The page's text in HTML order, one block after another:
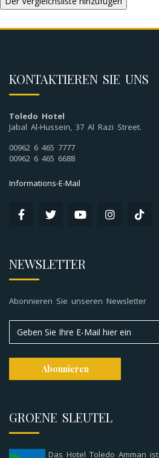
KONTAKTIEREN SIE UNS
Toledo Hotel
Jabal Al-Hussein, 37 Al Razi Street.
00962 6 465 7777
00962 6 465 6688
Informations-E-Mail
NEWSLETTER
Abonnieren Sie unseren Newsletter
GROENE SLEUTEL
Das Hotel Toledo Amman